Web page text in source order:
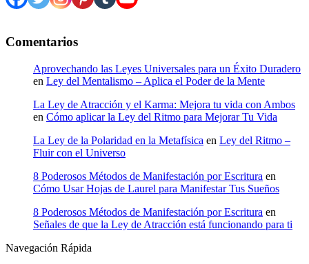
Comentarios
Aprovechando las Leyes Universales para un Éxito Duradero
en Ley del Mentalismo – Aplica el Poder de la Mente
La Ley de Atracción y el Karma: Mejora tu vida con Ambos
en Cómo aplicar la Ley del Ritmo para Mejorar Tu Vida
La Ley de la Polaridad en la Metafísica en Ley del Ritmo –
Fluir con el Universo
8 Poderosos Métodos de Manifestación por Escritura en
Cómo Usar Hojas de Laurel para Manifestar Tus Sueños
8 Poderosos Métodos de Manifestación por Escritura en
Señales de que la Ley de Atracción está funcionando para ti
Navegación Rápida